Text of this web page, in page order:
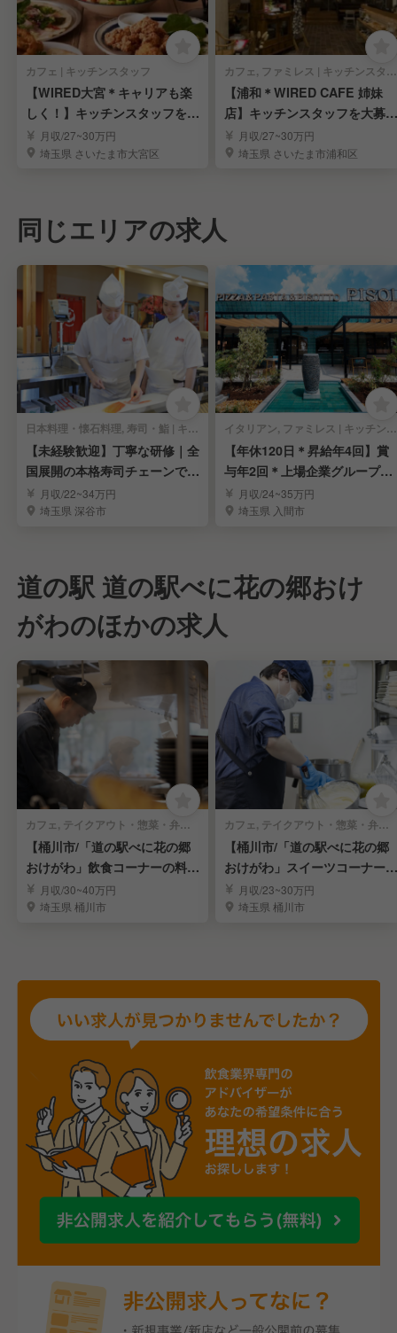
カフェ | キッチンスタッフ
【WIRED大宮＊キャリアも楽
しく！】キッチンスタッフを大
募集★
月収/27~30万円
埼玉県 さいたま市大宮区
カフェ, ファミレス | キッチンスタッフ
【浦和＊WIRED CAFE 姉妹
店】キッチンスタッフを大募
集！月収/27~30万円
埼玉県 さいたま市浦和区
同じエリアの求人
日本料理・懐石料理, 寿司・鮨 | キッチンスタッフ
【未経験歓迎】丁寧な研修｜全
国展開の本格寿司チェーンで寿
司職人を目指す！
月収/22~34万円
埼玉県 深谷市
イタリアン, ファミレス | キッチンスタッフ
【年休120日＊昇給年4回】賞
与年2回＊上場企業グループで
料理長を募集
月収/24~35万円
埼玉県 入間市
道の駅 道の駅べに花の郷おけ
がわのほかの求人
カフェ, テイクアウト・惣菜・弁当屋 | 料理長・料理長候補
【桶川市/「道の駅べに花の郷
おけがわ」飲食コーナーの料理
長】月収/30~40万円
埼玉県 桶川市
カフェ, テイクアウト・惣菜・弁当屋 | パティシエ
【桶川市/「道の駅べに花の郷
おけがわ」スイーツコーナーの
パティシエ】
月収/23~30万円
埼玉県 桶川市